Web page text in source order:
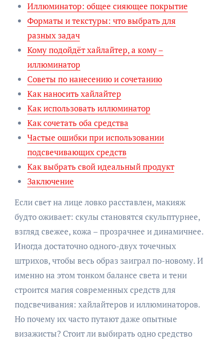
Иллюминатор: общее сияющее покрытие
Форматы и текстуры: что выбрать для
разных задач
Кому подойдёт хайлайтер, а кому –
иллюминатор
Советы по нанесению и сочетанию
Как наносить хайлайтер
Как использовать иллюминатор
Как сочетать оба средства
Частые ошибки при использовании
подсвечивающих средств
Как выбрать свой идеальный продукт
Заключение
Если свет на лице ловко расставлен, макияж
будто оживает: скулы становятся скульптурнее,
взгляд свежее, кожа – прозрачнее и динамичнее.
Иногда достаточно одного-двух точечных
штрихов, чтобы весь образ заиграл по-новому. И
именно на этом тонком балансе света и тени
строится магия современных средств для
подсвечивания: хайлайтеров и иллюминаторов.
Но почему их часто путают даже опытные
визажисты? Стоит ли выбирать одно средство